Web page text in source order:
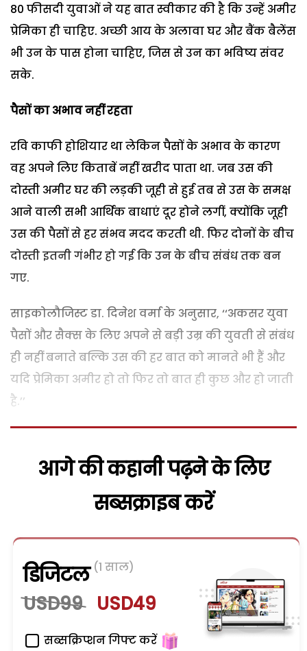
80 फीसदी युवाओं ने यह बात स्वीकार की है कि उन्हें अमीर
प्रेमिका ही चाहिए. अच्छी आय के अलावा घर और बैंक बैलेंस
भी उन के पास होना चाहिए, जिस से उन का भविष्य संवर
सके.
पैसों का अभाव नहीं रहता
रवि काफी होशियार था लेकिन पैसों के अभाव के कारण
वह अपने लिए किताबें नहीं खरीद पाता था. जब उस की
दोस्ती अमीर घर की लड़की जूही से हुई तब से उस के समक्ष
आने वाली सभी आर्थिक बाधाएं दूर होने लगीं, क्योंकि जूही
उस की पैसों से हर संभव मदद करती थी. फिर दोनों के बीच
दोस्ती इतनी गंभीर हो गई कि उन के बीच संबंध तक बन
गए.
साइकोलौजिस्ट डा. दिनेश वर्मा के अनुसार, ‘‘अकसर युवा
पैसों और सैक्स के लिए अपने से बड़ी उम्र की युवती से संबंध
ही नहीं बनाते बल्कि उस की हर बात को मानते भी हैं और
यदि प्रेमिका अमीर हो तो फिर तो बात ही कुछ और हो जाती
है.’’
आगे की कहानी पढ़ने के लिए
सब्सक्राइब करें
डिजिटल (1 साल)
USD99 USD49
सब्सक्रिप्शन गिफ्ट करें